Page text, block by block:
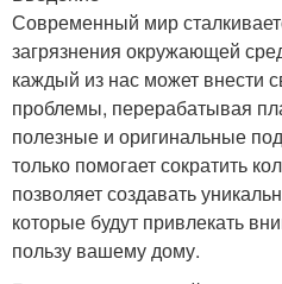
Современный мир
загрязнения окружающей
каждый из нас может внести
проблемы, перерабатывая
полезные и оригинальные
только помогает сократить
позволяет создавать
которые будут привлекать
пользу вашему дому.